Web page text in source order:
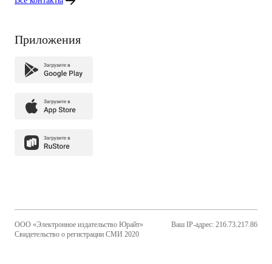
Приложения
ООО «Электронное издательство Юрайт»
Свидетельство о регистрации СМИ 2020
Ваш IP-адрес: 216.73.217.86